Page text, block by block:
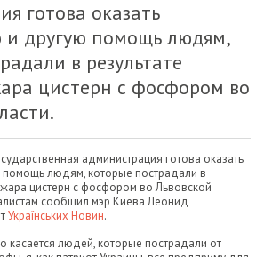
готова оказать
и другую помощь людям,
в результате
цистерн с фосфором во
администрация готова оказать
людям, которые пострадали в
цистерн с фосфором во Львовской
сообщил мэр Киева Леонид
Українських Новин.
касается людей, которые пострадали от